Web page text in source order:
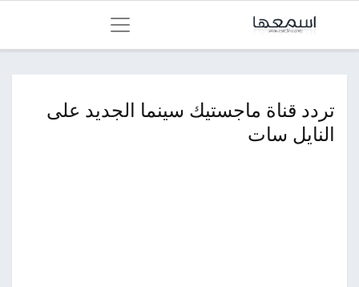
تردد قناة ماجستيك سينما الجديد على
النايل سات